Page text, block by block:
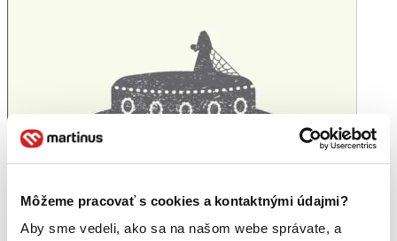
Môžeme pracovať s cookies a kontaktnými údajmi?
Aby sme vedeli, ako sa na našom webe správate, a